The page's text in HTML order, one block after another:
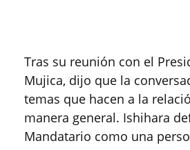
Tras su reunión con el
Mujica, dijo que la
temas que hacen a la
manera general. Ishihara
Mandatario como una